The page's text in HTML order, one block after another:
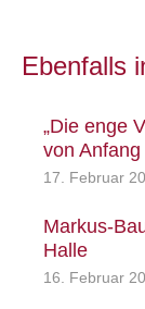
Ebenfalls
„Die enge
von
17. Februar
Markus-
Halle
16. Februar